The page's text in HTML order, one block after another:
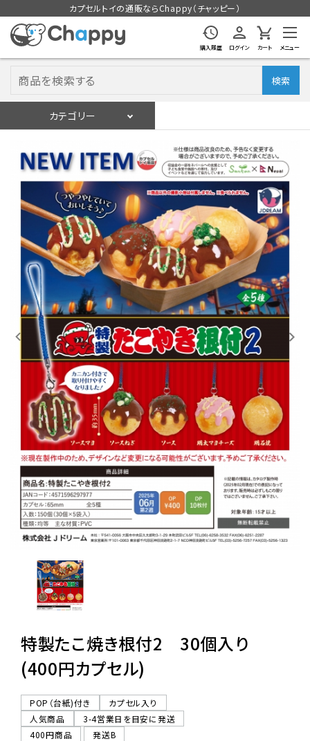
カプセルトイの通販ならChappy（チャッピー）
購入履歴 ログイン カート メニュー
検索
カテゴリー
ログイン 会員登録
入荷スケジュールをチェック
カプセルトイマシン本体
カプセルトイ
販促用空カプセル
レンタル
景品・玩具・文具
販促用カプセルトイ
よくあるご質問
ご利用ガイド
06-6282-7659
特製たこ焼き根付2 30個入り
(400円カプセル)
POP（台紙)付き
カプセル入り
人気商品
3-4営業日を目安に発送
400円商品
発送B